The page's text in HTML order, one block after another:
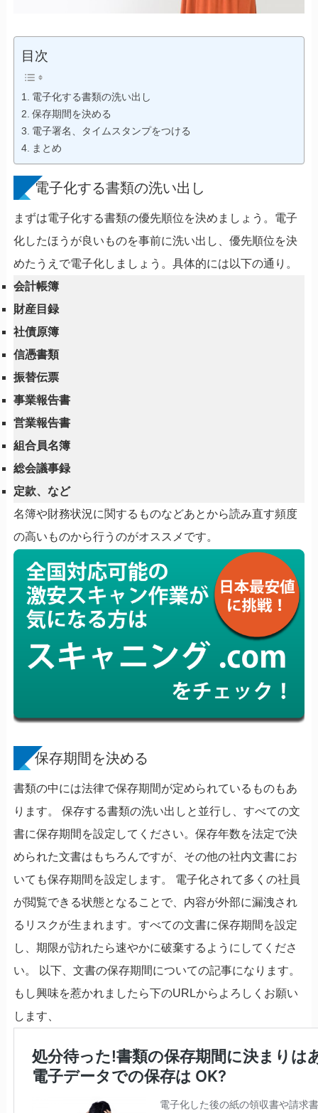
目次
電子化する書類の洗い出し
保存期間を決める
電子署名、タイムスタンプをつける
まとめ
電子化する書類の洗い出し
まずは電子化する書類の優先順位を決めましょう。電子
化したほうが良いものを事前に洗い出し、優先順位を決
めたうえで電子化しましょう。具体的には以下の通り。
会計帳簿
財産目録
社債原簿
信憑書類
振替伝票
事業報告書
営業報告書
組合員名簿
総会議事録
定款、など
名簿や財務状況に関するものなどあとから読み直す頻度
の高いものから行うのがオススメです。
保存期間を決める
書類の中には法律で保存期間が定められているものもあ
ります。 保存する書類の洗い出しと並行し、すべての文
書に保存期間を設定してください。保存年数を法定で決
められた文書はもちろんですが、その他の社内文書にお
いても保存期間を設定します。 電子化されて多くの社員
が閲覧できる状態となることで、内容が外部に漏洩され
るリスクが生まれます。すべての文書に保存期間を設定
し、期限が訪れたら速やかに破棄するようにしてくださ
い。 以下、文書の保存期間についての記事になります。
もし興味を惹かれましたら下のURLからよろしくお願い
します、